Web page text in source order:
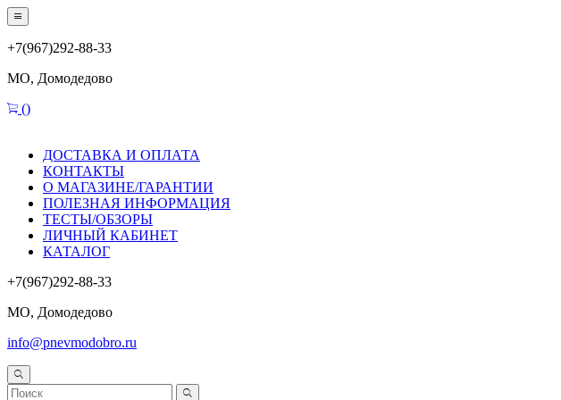
+7(967)292-88-33
МО, Домодедово
()
ДОСТАВКА И ОПЛАТА
КОНТАКТЫ
О МАГАЗИНЕ/ГАРАНТИИ
ПОЛЕЗНАЯ ИНФОРМАЦИЯ
ТЕСТЫ/ОБЗОРЫ
ЛИЧНЫЙ КАБИНЕТ
КАТАЛОГ
+7(967)292-88-33
МО, Домодедово
info@pnevmodobro.ru